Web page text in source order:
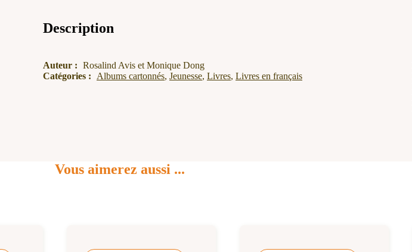
Description
Auteur : Rosalind Avis et Monique Dong
Catégories : Albums cartonnés, Jeunesse, Livres, Livres en français
Vous aimerez aussi ...